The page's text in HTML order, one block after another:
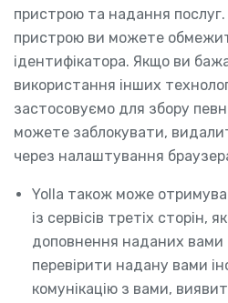
пристрою та надання
пристрою ви можете
ідентифікатора. Якщо ви
використання інших
застосовуємо для збору
можете заблокувати,
через налаштування
Yolla також може
із сервісів третіх сторін,
доповнення наданих
перевірити надану вами
комунікацію з вами,